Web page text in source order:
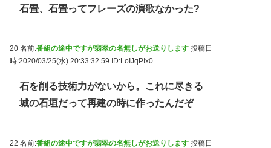
石畳、石畳ってフレーズの演歌なかった?
20 名前:番組の途中ですが翡翠の名無しがお送りします 投稿日
時:2020/03/25(水) 20:33:32.59
ID:LoIJqPIx0
石を削る技術力がないから。これに尽きる
城の石垣だって再建の時に作ったんだぞ
22 名前:番組の途中ですが翡翠の名無しがお送りします 投稿日